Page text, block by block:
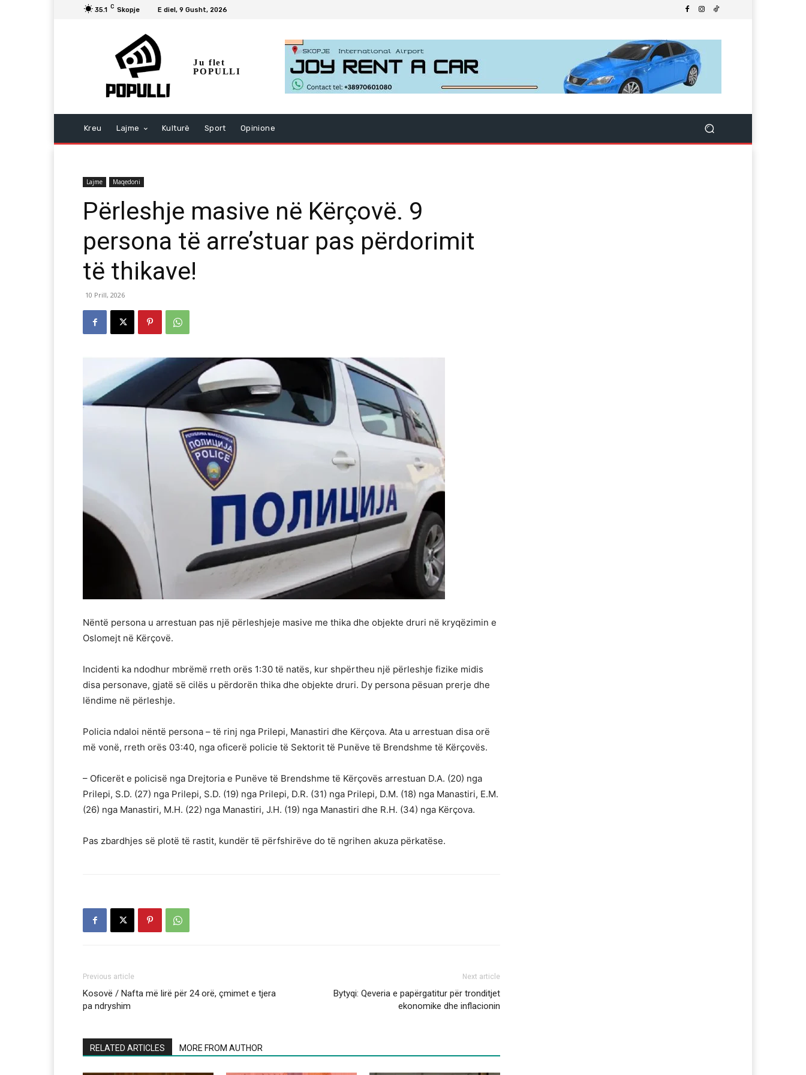
35.1 C Skopje E diel, 9 Gusht, 2026
Ju flet
POPULLI
Kreu Lajme Kulturë Sport Opinione
Lajme Maqedoni
Përleshje masive në Kërçovë. 9
persona të arre’stuar pas përdorimit
të thikave!
10 Prill, 2026
Nëntë persona u arrestuan pas një përleshjeje masive me thika dhe objekte druri në kryqëzimin e
Oslomejt në Kërçovë.
Incidenti ka ndodhur mbrëmë rreth orës 1:30 të natës, kur shpërtheu një përleshje fizike midis
disa personave, gjatë së cilës u përdorën thika dhe objekte druri. Dy persona pësuan prerje dhe
lëndime në përleshje.
Policia ndaloi nëntë persona – të rinj nga Prilepi, Manastiri dhe Kërçova. Ata u arrestuan disa orë
më vonë, rreth orës 03:40, nga oficerë policie të Sektorit të Punëve të Brendshme të Kërçovës.
– Oficerët e policisë nga Drejtoria e Punëve të Brendshme të Kërçovës arrestuan D.A. (20) nga
Prilepi, S.D. (27) nga Prilepi, S.D. (19) nga Prilepi, D.R. (31) nga Prilepi, D.M. (18) nga Manastiri, E.M.
(26) nga Manastiri, M.H. (22) nga Manastiri, J.H. (19) nga Manastiri dhe R.H. (34) nga Kërçova.
Pas zbardhjes së plotë të rastit, kundër të përfshirëve do të ngrihen akuza përkatëse.
Previous article
Kosovë / Nafta më lirë për 24 orë, çmimet e tjera
pa ndryshim
Next article
Bytyqi: Qeveria e papërgatitur për tronditjet
ekonomike dhe inflacionin
RELATED ARTICLES MORE FROM AUTHOR